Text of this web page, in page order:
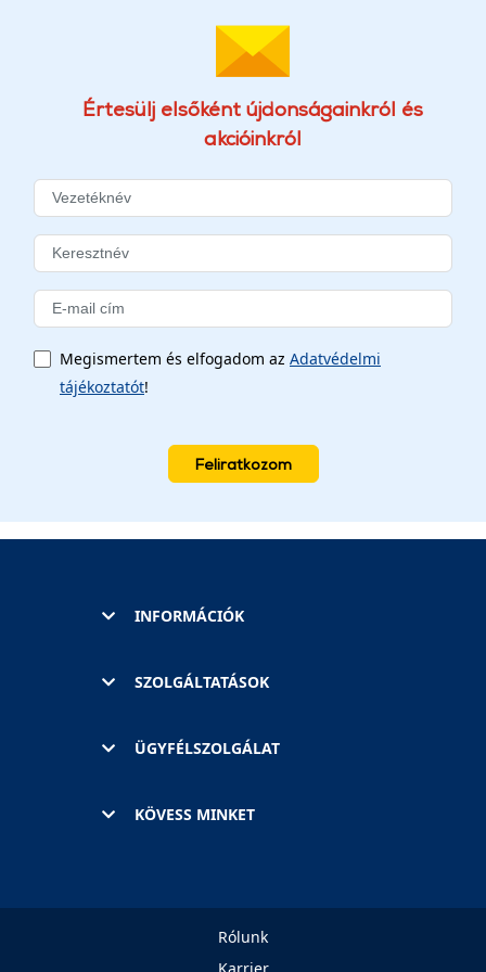
Értesülj elsőként újdonságainkról és
akcióinkról
Megismertem és elfogadom az Adatvédelmi
tájékoztatót!
Feliratkozom
INFORMÁCIÓK
SZOLGÁLTATÁSOK
ÜGYFÉLSZOLGÁLAT
KÖVESS MINKET
Rólunk